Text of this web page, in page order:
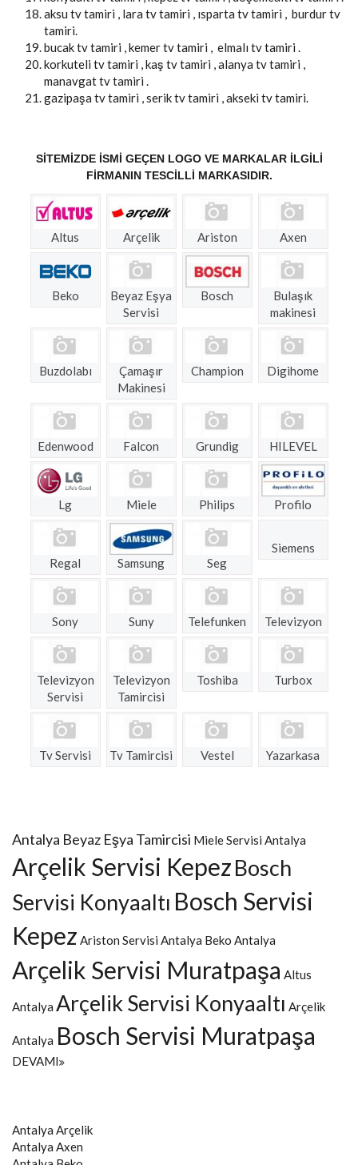
aksu tv tamiri , lara tv tamiri , ısparta tv tamiri , burdur tv
tamiri.
bucak tv tamiri , kemer tv tamiri , elmalı tv tamiri .
korkuteli tv tamiri , kaş tv tamiri , alanya tv tamiri ,
manavgat tv tamiri .
gazipaşa tv tamiri , serik tv tamiri , akseki tv tamiri.
SITEMIZDE ISMI GEÇEN LOGO VE MARKALAR ILGILI
FIRMANIN TESCILLI MARKASIDIR.
Altus Arçelik Ariston Axen
Beko
Beyaz Eşya
Servisi
Bosch
Bulaşık
makinesi
Buzdolabı
Çamaşır
Makinesi
Champion Digihome
Edenwood Falcon Grundig HILEVEL
Lg Miele Philips Profilo
Regal Samsung Seg
Siemens
Sony Suny Telefunken Televizyon
Televizyon
Servisi
Televizyon
Tamircisi
Toshiba Turbox
Tv Servisi Tv Tamircisi Vestel Yazarkasa
Antalya Beyaz Eşya Tamircisi Miele Servisi Antalya
Arçelik Servisi KepezBosch
Servisi Konyaaltı Bosch Servisi
Kepez Ariston Servisi Antalya Beko Antalya
Arçelik Servisi Muratpaşa Altus
Antalya Arçelik Servisi Konyaaltı Arçelik
Antalya Bosch Servisi Muratpaşa
DEVAMI
Antalya Arçelik
Antalya Axen